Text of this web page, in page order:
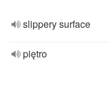
slippery surface
piętro